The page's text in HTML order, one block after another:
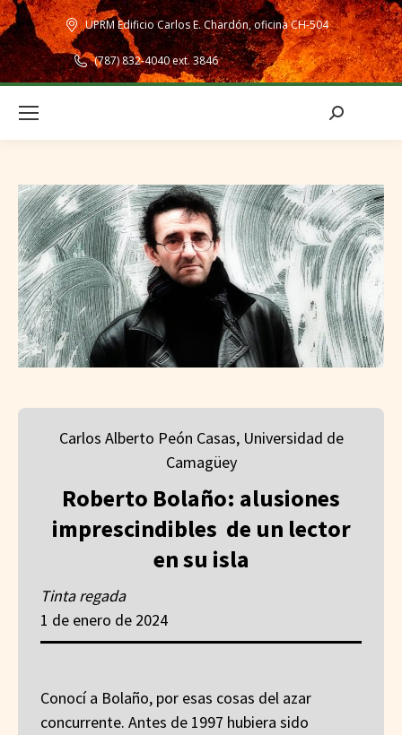
UPRM Edificio Carlos E. Chardón, oficina CH-504
(787) 832-4040 ext. 3846
Search:
Carlos Alberto Peón Casas, Universidad de
Camagüey
Roberto Bolaño: alusiones
imprescindibles de un lector
en su isla
Tinta regada
1 de enero de 2024
Conocí a Bolaño, por esas cosas del azar
concurrente. Antes de 1997 hubiera sido